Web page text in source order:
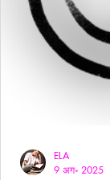
ELA
9 अग॰ 2025